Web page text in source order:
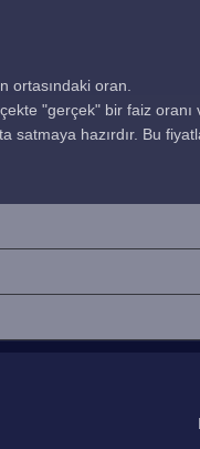
ortasındaki oran.
"gerçek" bir faiz oranı
hazırdır. Bu